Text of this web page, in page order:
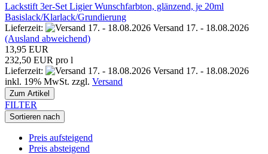
Lackstift 3er-Set Ligier Wunschfarbton, glänzend, je 20ml
Basislack/Klarlack/Grundierung
Lieferzeit:
Versand 17. - 18.08.2026
(Ausland abweichend)
13,95 EUR
232,50 EUR pro l
Lieferzeit:
Versand 17. - 18.08.2026
inkl. 19% MwSt. zzgl. Versand
Zum Artikel
FILTER
Sortieren nach
Preis aufsteigend
Preis absteigend